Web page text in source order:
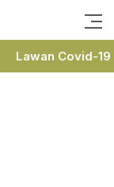
Lawan Covid-19